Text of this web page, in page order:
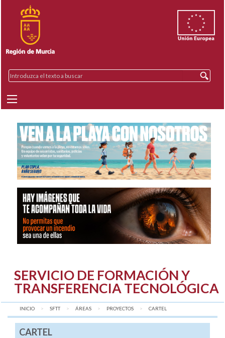
SERVICIO DE FORMACIÓN Y
TRANSFERENCIA TECNOLÓGICA
INICIO SFTT ÁREAS PROYECTOS AQUÍ:
CARTEL
CARTEL